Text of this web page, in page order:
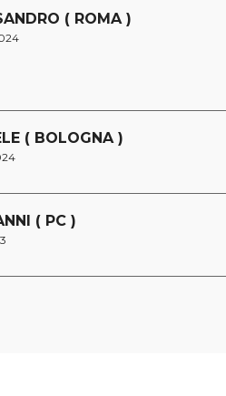
( ROMA )
( BOLOGNA )
( PC )